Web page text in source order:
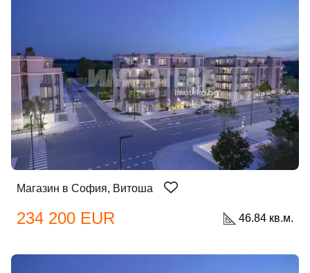
Магазин в София, Витоша
234 200 EUR 46.84 кв.м.